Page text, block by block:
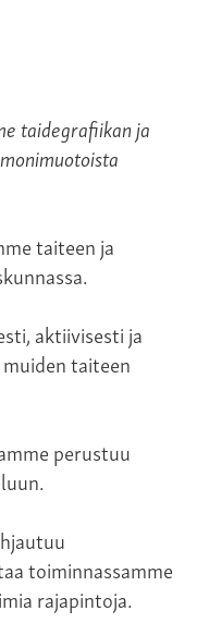
taidegrafiikan ja
taiteen ja
aktiivisesti ja
taiteen
perustuu
toiminnassamme
rajapintoja.